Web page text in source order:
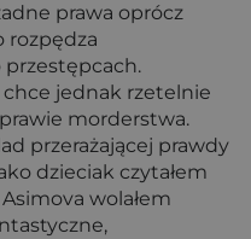
prawa oprócz
rozpędza
jednak rzetelnie
morderstwa.
przerażającej prawdy
dzieciak czytałem
wolałem